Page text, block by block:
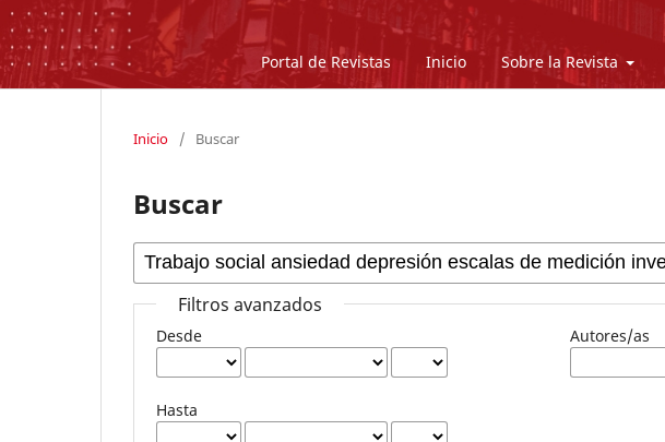
Portal de Revistas Inicio Sobre la Revista
Inicio / Buscar
Buscar
Filtros avanzados
Desde
Hasta
Autores/as